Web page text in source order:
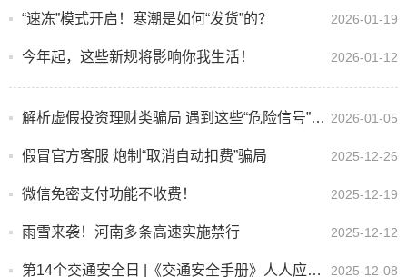
“速冻”模式开启！寒潮是如何“发货”的？ 2026-01-19
今年起，这些新规将影响你我生活！ 2026-01-12
解析虚假投资理财类骗局 遇到这些“危险信号” 要警惕 2026-01-05
假冒官方客服 炮制“取消自动扣费”骗局 2025-12-26
微信免密支付功能不收费！ 2025-12-19
雨雪来袭！河南多条高速实施禁行 2025-12-12
第14个交通安全日 |《交通安全手册》人人应知→ 2025-12-08